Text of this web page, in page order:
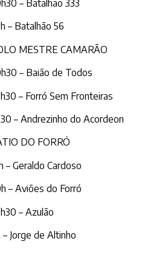
– Batalhão 333
– Batalhão 56
MESTRE CAMARÃO
– Baião de Todos
– Forró Sem Fronteiras
– Andrezinho do Acordeon
DO FORRÓ
– Geraldo Cardoso
– Aviões do Forró
– Azulão
– Jorge de Altinho